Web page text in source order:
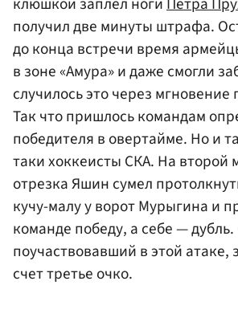
получил две минуты штрафа.
до конца встречи время
в зоне «Амура» и даже смогли
случилось это через
Так что пришлось командам
победителя в овертайме. Но и
таки хоккеисты СКА. На второй
отрезка Яшин сумел
кучу-малу у ворот Мурыгина и
команде победу, а себе —
поучаствовавший в этой атаке,
счет третье очко.